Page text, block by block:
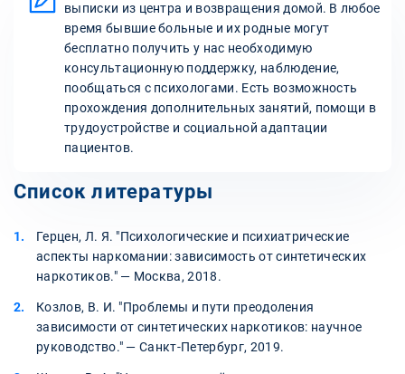
выписки из центра и возвращения домой. В любое
время бывшие больные и их родные могут
бесплатно получить у нас необходимую
консультационную поддержку, наблюдение,
пообщаться с психологами. Есть возможность
прохождения дополнительных занятий, помощи в
трудоустройстве и социальной адаптации
пациентов.
Список литературы
Герцен, Л. Я. "Психологические и психиатрические
аспекты наркомании: зависимость от синтетических
наркотиков." — Москва, 2018.
Козлов, В. И. "Проблемы и пути преодоления
зависимости от синтетических наркотиков: научное
руководство." — Санкт-Петербург, 2019.